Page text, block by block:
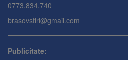
0773.834.740
brasovstiri@gmail.com
Publicitate: